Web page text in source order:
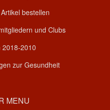
bestellen
und Clubs
2018-2010
zur Gesundheit
MENU